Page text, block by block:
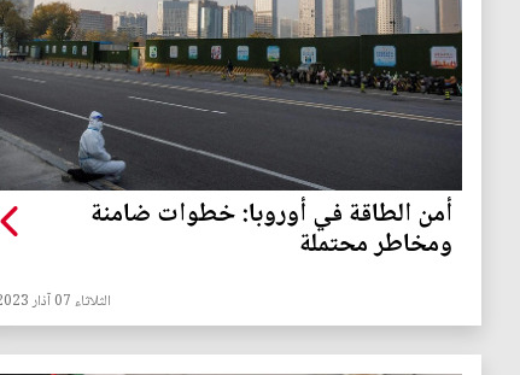
أمن الطاقة في أوروبا: خطوات ضامنة
ومخاطر محتملة
الثلاثاء 07 آذار 2023